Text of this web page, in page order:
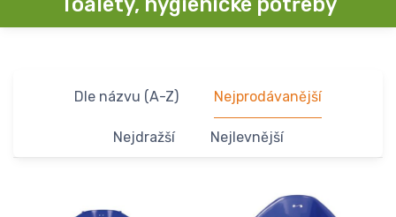
Dle názvu (A-Z) Nejprodávanější
Nejdražší Nejlevnější